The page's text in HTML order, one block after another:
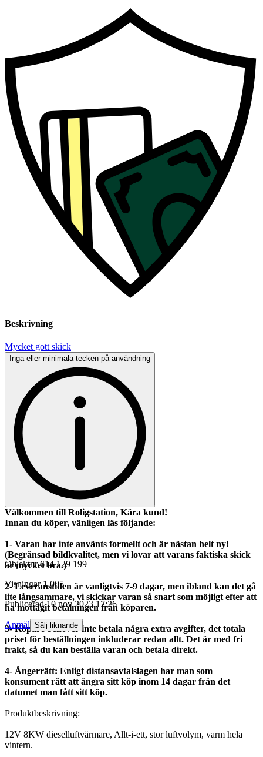
Beskrivning
Mycket gott skick
Inga eller minimala tecken på användning
Välkommen till Roligstation, Kära kund!
Innan du köper, vänligen läs följande:
1- Varan har inte använts formellt och är nästan helt ny!
(Begränsad bildkvalitet, men vi lovar att varans faktiska skick
är mycket bra.)
2- Leveranstiden är vanligtvis 7-9 dagar, men ibland kan det gå
lite långsammare, vi skickar varan så snart som möjligt efter att
ha mottagit betalningen från köparen.
3- Köpare behöver inte betala några extra avgifter, det totala
priset för beställningen inkluderar redan allt. Det är med fri
frakt, så du kan beställa varan och betala direkt.
4- Ångerrätt: Enligt distansavtalslagen har man som
konsument rätt att ångra sitt köp inom 14 dagar från det
datumet man fått sitt köp.
Produktbeskrivning:
12V 8KW dieselluftvärmare, Allt-i-ett, stor luftvolym, varm hela
vintern.
Objektnr 614 129 199
Visningar 1 005
Publicerad 10 nov 2023 17:26
Anmäl Sälj liknande